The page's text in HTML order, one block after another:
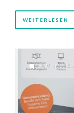
WEITERLESEN
AM